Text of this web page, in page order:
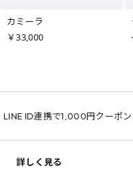
カミーラ
￥33,000
ID連携で1,000円クーポン
詳しく見る